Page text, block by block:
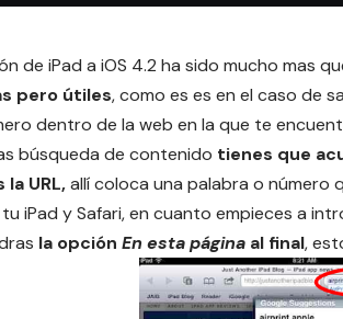
de iPad a iOS 4.2 ha sido mucho mas
pero útiles, como es es en el caso de
dentro de la web en la que te
búsqueda de contenido tienes que
URL,allí coloca una palabra o número
iPad y Safari, en cuanto empieces a
la opción En esta página al final,